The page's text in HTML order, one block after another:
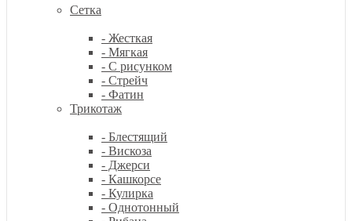
Сетка
- Жесткая
- Мягкая
- С рисунком
- Стрейч
- Фатин
Трикотаж
- Блестящий
- Вискоза
- Джерси
- Кашкорсе
- Кулирка
- Однотонный